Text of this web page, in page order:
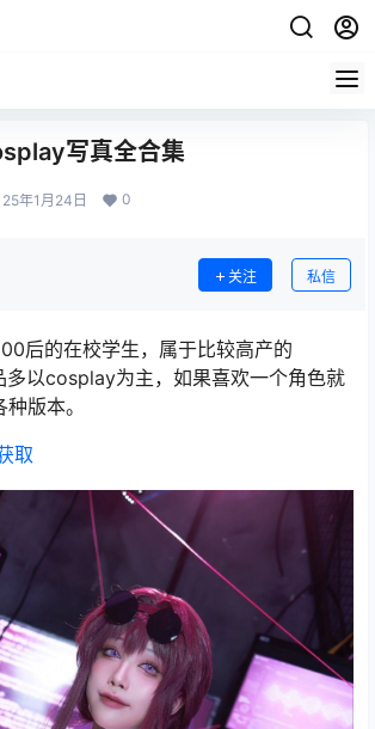
写真全合集
25年1月24日 0
关注 私信
后的在校学生，属于比较高产的
以cosplay为主，如果喜欢一个角色就
版本。
取